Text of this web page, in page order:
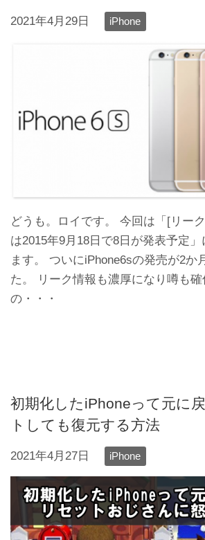
2021年4月29日 iPhone
どうも。ロイです。 今回は「[リー
は2015年9月18日で8日が発表予定
ます。 ついにiPhone6sの発売が2か
た。 リーク情報も濃厚になり噂も確
の・・・
初期化したiPhoneって元に
トしても復元する方法
2021年4月27日 iPhone